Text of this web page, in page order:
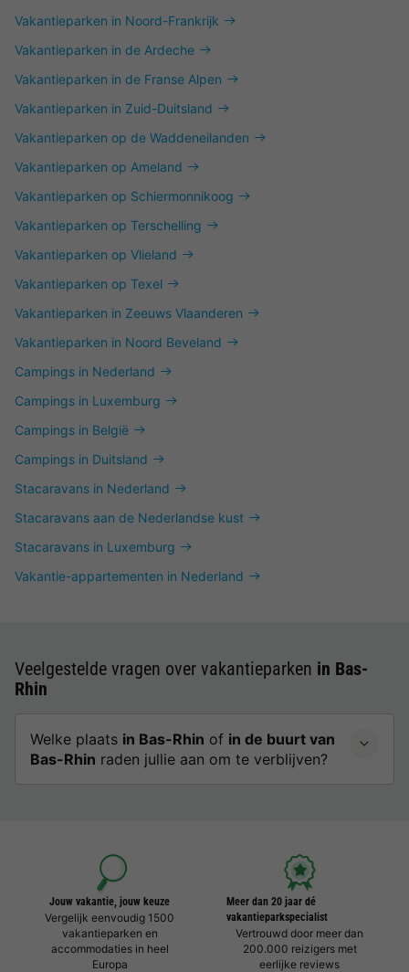
Vakantieparken in Noord-Frankrijk
Vakantieparken in de Ardeche
Vakantieparken in de Franse Alpen
Vakantieparken in Zuid-Duitsland
Vakantieparken op de Waddeneilanden
Vakantieparken op Ameland
Vakantieparken op Schiermonnikoog
Vakantieparken op Terschelling
Vakantieparken op Vlieland
Vakantieparken op Texel
Vakantieparken in Zeeuws Vlaanderen
Vakantieparken in Noord Beveland
Campings in Nederland
Campings in Luxemburg
Campings in België
Campings in Duitsland
Stacaravans in Nederland
Stacaravans aan de Nederlandse kust
Stacaravans in Luxemburg
Vakantie-appartementen in Nederland
Veelgestelde vragen over vakantieparken in Bas-
Rhin
Welke plaats in Bas-Rhin of in de buurt van
Bas-Rhin raden jullie aan om te verblijven?
Jouw vakantie, jouw keuze
Vergelijk eenvoudig 1500
vakantieparken en
accommodaties in heel
Europa
Meer dan 20 jaar dé
vakantieparkspecialist
Vertrouwd door meer dan
200.000 reizigers met
eerlijke reviews